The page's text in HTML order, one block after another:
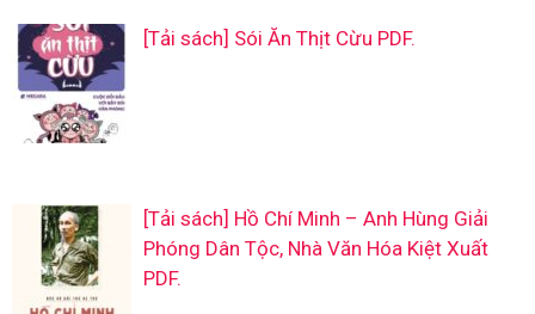
[Tải sách] Sói Ăn Thịt Cừu PDF.
[Tải sách] Hồ Chí Minh – Anh Hùng Giải
Phóng Dân Tộc, Nhà Văn Hóa Kiệt Xuất
PDF.